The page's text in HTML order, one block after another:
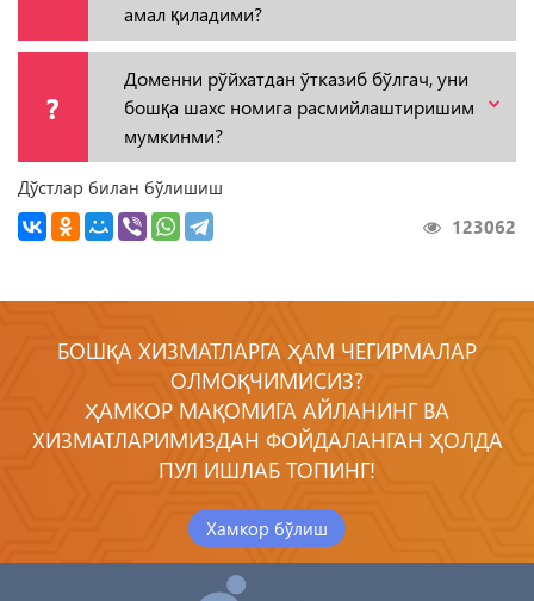
амал қиладими?
?
Доменни рўйхатдан ўтказиб бўлгач, уни
бошқа шахс номига расмийлаштиришим
мумкинми?
Дўстлар билан бўлишиш
123062
БОШҚА ХИЗМАТЛАРГА ҲАМ ЧЕГИРМАЛАР
ОЛМОҚЧИМИСИЗ?
ҲАМКОР МАҚОМИГА АЙЛАНИНГ ВА
ХИЗМАТЛАРИМИЗДАН ФОЙДАЛАНГАН ҲОЛДА
ПУЛ ИШЛАБ ТОПИНГ!
Хамкор бўлиш